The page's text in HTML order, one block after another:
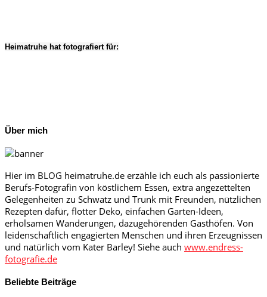
Heimatruhe hat fotografiert für:
Über mich
Hier im BLOG heimatruhe.de erzähle ich euch als passionierte
Berufs-Fotografin von köstlichem Essen, extra angezettelten
Gelegenheiten zu Schwatz und Trunk mit Freunden, nützlichen
Rezepten dafür, flotter Deko, einfachen Garten-Ideen,
erholsamen Wanderungen, dazugehörenden Gasthöfen. Von
leidenschaftlich engagierten Menschen und ihren Erzeugnissen
und natürlich vom Kater Barley! Siehe auch www.endress-
fotografie.de
Beliebte Beiträge